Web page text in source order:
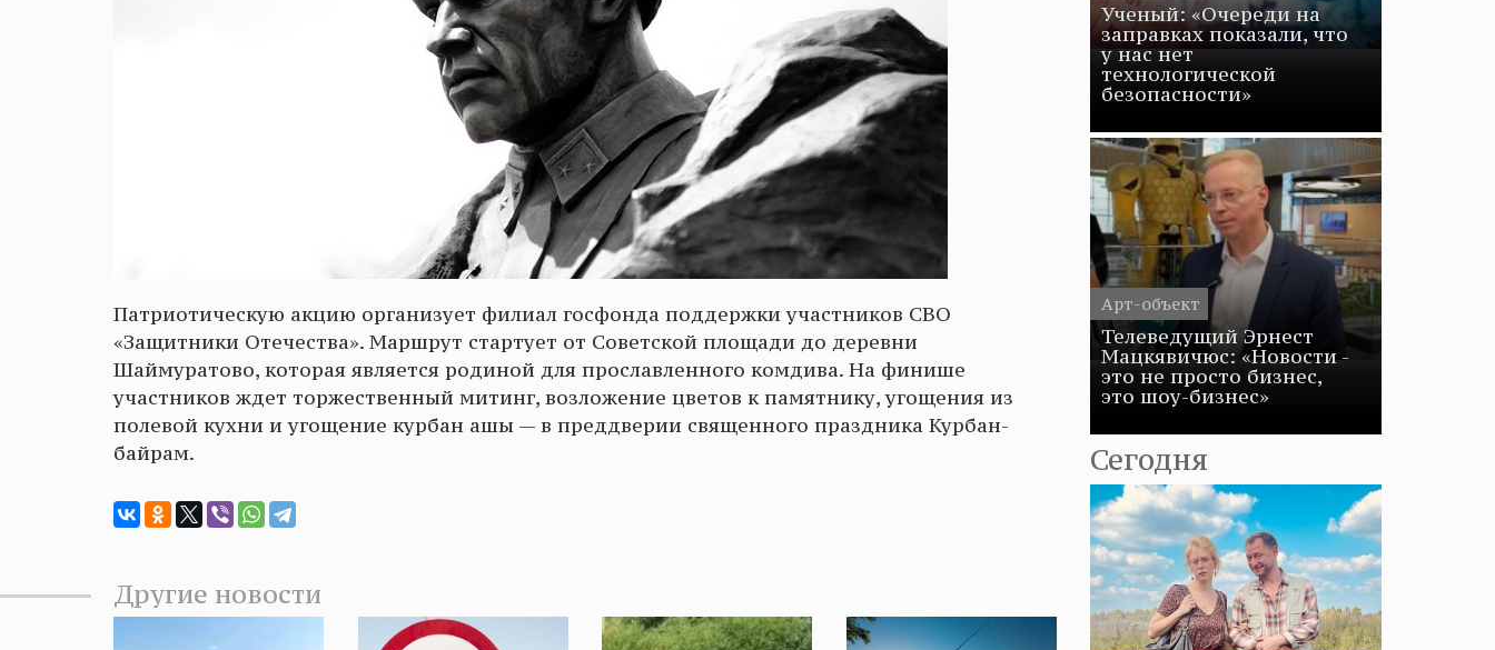
Патриотическую акцию организует филиал госфонда поддержки участников СВО
«Защитники Отечества». Маршрут стартует от Советской площади до деревни
Шаймуратово, которая является родиной для прославленного комдива. На финише
участников ждет торжественный митинг, возложение цветов к памятнику, угощения из
полевой кухни и угощение курбан ашы — в преддверии священного праздника Курбан-
байрам.
Другие новости
Ученый: «Очереди на
заправках показали, что
у нас нет
технологической
безопасности»
Арт-объект
Телеведущий Эрнест
Мацкявичюс: «Новости -
это не просто бизнес,
это шоу-бизнес»
Сегодня